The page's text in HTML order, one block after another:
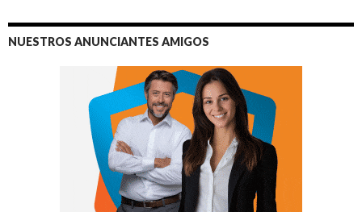
NUESTROS ANUNCIANTES AMIGOS